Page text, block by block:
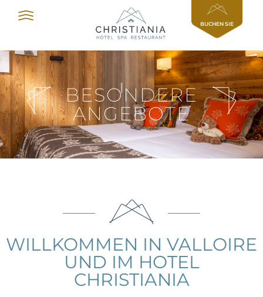
BUCHEN SIE
BESONDERE
ANGEBOTE
WILLKOMMEN IN VALLOIRE
UND IM HOTEL
CHRISTIANIA